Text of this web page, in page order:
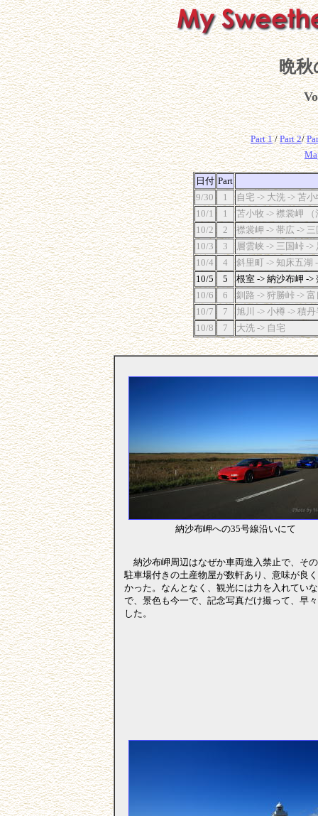
晩秋
Part 1/Part 2/
日付 Part
9/30
1
自宅 -> 大洗 -> 苫
10/1
1
苫小牧 -> 襟裳岬 （
10/2
2
襟裳岬 -> 帯広 ->
10/3
3
層雲峡 -> 三国峠 ->
10/4
4
斜里町 -> 知床五湖
10/5
5
根室 -> 納沙布岬 ->
10/6
6
釧路 -> 狩勝峠 ->
10/7
7
旭川 -> 小樽 -> 積
10/8
7 大洗 -> 自宅
納沙布岬への35号線沿いにて
納沙布岬周辺はなぜか車両進入禁止で、そ
駐車場付きの土産物屋が数軒あり、意味が良
かった。なんとなく、観光には力を入れてい
で、景色も今一で、記念写真だけ撮って、早
した。